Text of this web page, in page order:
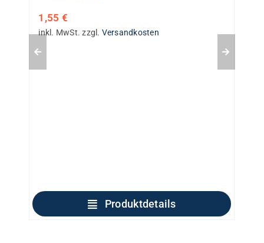
1,55 €
inkl. MwSt. zzgl. Versandkosten
Produktdetails